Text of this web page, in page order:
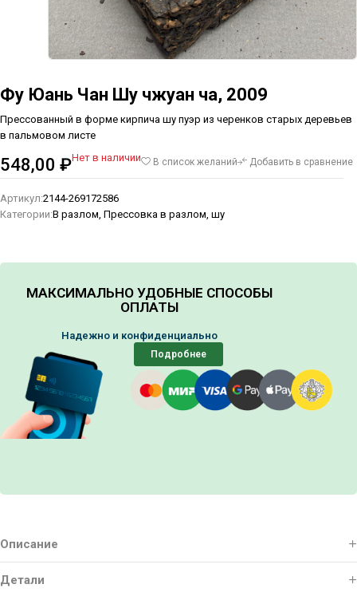
Фу Юань Чан Шу чжуан ча, 2009
Прессованный в форме кирпича шу пуэр из черенков старых деревьев
в пальмовом листе
548,00 ₽Нет в наличии В список желаний Добавить в сравнение
Артикул:2144-269172586
Категории:В разлом, Прессовка в разлом, шу
МАКСИМАЛЬНО УДОБНЫЕ СПОСОБЫ
ОПЛАТЫ
Надежно и конфиденциально
Подробнее
Описание
Детали